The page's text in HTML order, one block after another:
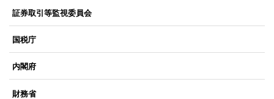
証券取引等監視委員会
国税庁
内閣府
財務省